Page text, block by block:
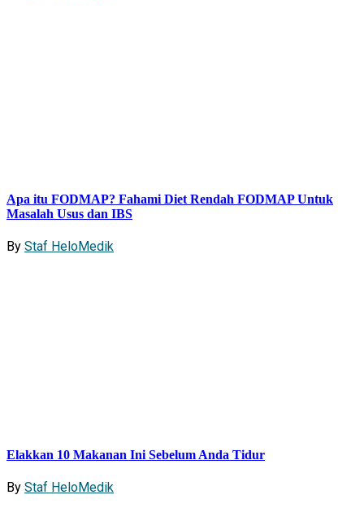
Apa itu FODMAP? Fahami Diet Rendah FODMAP Untuk
Masalah Usus dan IBS
By Staf HeloMedik
Elakkan 10 Makanan Ini Sebelum Anda Tidur
By Staf HeloMedik